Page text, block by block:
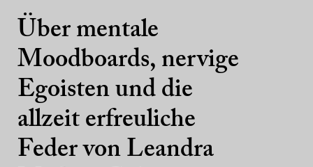
Über mentale
Moodboards, nervige
Egoisten und die
allzeit erfreuliche
Feder von Leandra